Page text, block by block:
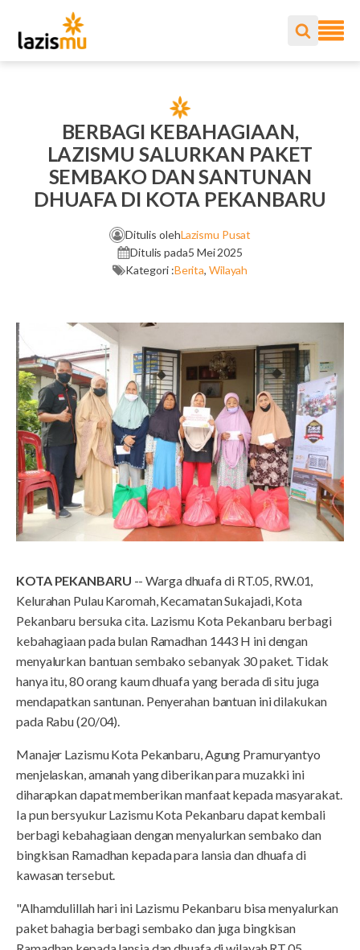
BERBAGI KEBAHAGIAAN,
LAZISMU SALURKAN PAKET
SEMBAKO DAN SANTUNAN
DHUAFA DI KOTA PEKANBARU
Ditulis olehLazismu Pusat
Ditulis pada5 Mei 2025
Kategori :Berita, Wilayah
KOTA PEKANBARU -- Warga dhuafa di RT.05, RW.01,
Kelurahan Pulau Karomah, Kecamatan Sukajadi, Kota
Pekanbaru bersuka cita. Lazismu Kota Pekanbaru berbagi
kebahagiaan pada bulan Ramadhan 1443 H ini dengan
menyalurkan bantuan sembako sebanyak 30 paket. Tidak
hanya itu, 80 orang kaum dhuafa yang berada di situ juga
mendapatkan santunan. Penyerahan bantuan ini dilakukan
pada Rabu (20/04).
Manajer Lazismu Kota Pekanbaru, Agung Pramuryantyo
menjelaskan, amanah yang diberikan para muzakki ini
diharapkan dapat memberikan manfaat kepada masyarakat.
Ia pun bersyukur Lazismu Kota Pekanbaru dapat kembali
berbagi kebahagiaan dengan menyalurkan sembako dan
bingkisan Ramadhan kepada para lansia dan dhuafa di
kawasan tersebut.
"Alhamdulillah hari ini Lazismu Pekanbaru bisa menyalurkan
paket bahagia berbagi sembako dan juga bingkisan